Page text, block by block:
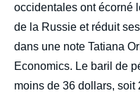
occidentales ont écorné
de la Russie et réduit
dans une note Tatiana
Economics. Le baril de
moins de 36 dollars,